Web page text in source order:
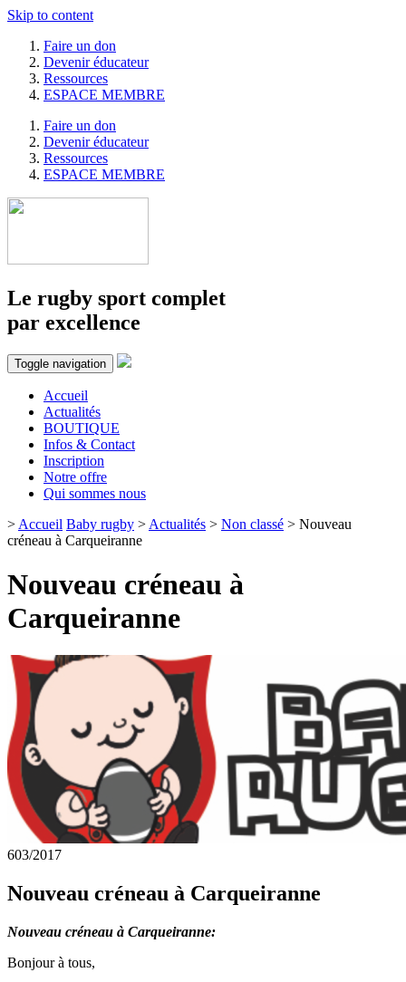
Skip to content
Faire un don
Devenir éducateur
Ressources
ESPACE MEMBRE
Faire un don
Devenir éducateur
Ressources
ESPACE MEMBRE
Le rugby sport complet
par excellence
Toggle navigation
Accueil
Actualités
BOUTIQUE
Infos & Contact
Inscription
Notre offre
Qui sommes nous
> Accueil Baby rugby > Actualités > Non classé > Nouveau
créneau à Carqueiranne
Nouveau créneau à
Carqueiranne
603/2017
Nouveau créneau à Carqueiranne
Nouveau créneau à Carqueiranne:
Bonjour à tous,